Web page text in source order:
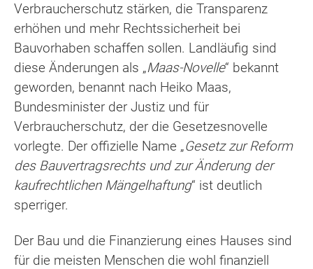
Verbraucherschutz stärken, die Transparenz
erhöhen und mehr Rechtssicherheit bei
Bauvorhaben schaffen sollen. Landläufig sind
diese Änderungen als „Maas-Novelle“ bekannt
geworden, benannt nach Heiko Maas,
Bundesminister der Justiz und für
Verbraucherschutz, der die Gesetzesnovelle
vorlegte. Der offizielle Name „Gesetz zur Reform
des Bauvertragsrechts und zur Änderung der
kaufrechtlichen Mängelhaftung“ ist deutlich
sperriger.
Der Bau und die Finanzierung eines Hauses sind
für die meisten Menschen die wohl finanziell